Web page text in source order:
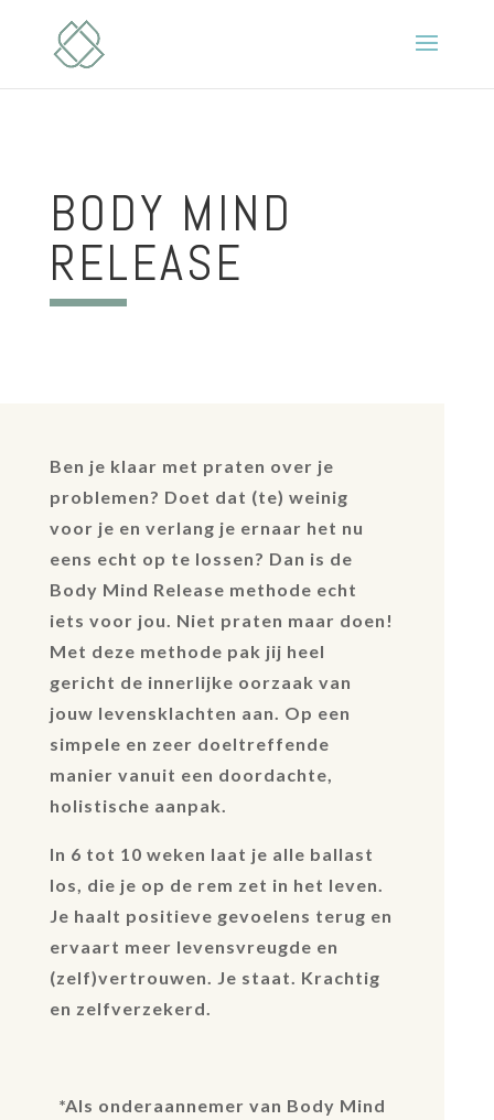
BODY MIND
RELEASE
Ben je klaar met praten over je
problemen? Doet dat (te) weinig
voor je en verlang je ernaar het nu
eens echt op te lossen? Dan is de
Body Mind Release methode echt
iets voor jou. Niet praten maar doen!
Met deze methode pak jij heel
gericht de innerlijke oorzaak van
jouw levensklachten aan. Op een
simpele en zeer doeltreffende
manier vanuit een doordachte,
holistische aanpak.
In 6 tot 10 weken laat je alle ballast
los, die je op de rem zet in het leven.
Je haalt positieve gevoelens terug en
ervaart meer levensvreugde en
(zelf)vertrouwen. Je staat. Krachtig
en zelfverzekerd.
*Als onderaannemer van Body Mind